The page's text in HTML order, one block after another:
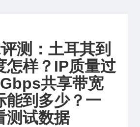
测：土耳其到
怎样？IP质量过
共享带宽
能到多少？一
测试数据